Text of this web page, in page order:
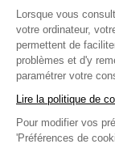
Lorsque vous
votre ordinateur,
permettent de
problèmes et d'y
paramétrer votre
Lire la politique de
Pour modifier vos
'Préférences de
L’ENSEIGNE